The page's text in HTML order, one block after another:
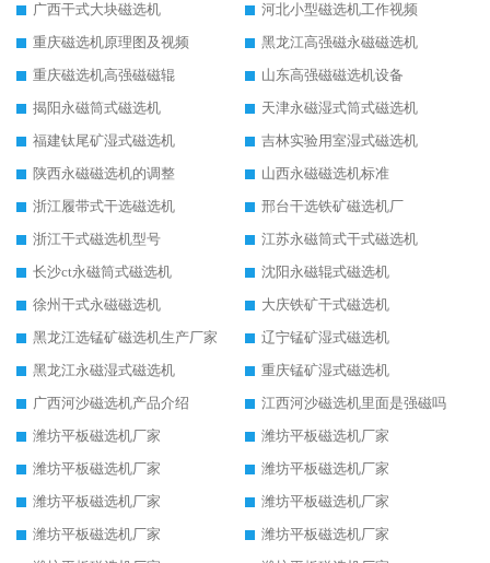
广西干式大块磁选机
河北小型磁选机工作视频
重庆磁选机原理图及视频
黑龙江高强磁永磁磁选机
重庆磁选机高强磁磁辊
山东高强磁磁选机设备
揭阳永磁筒式磁选机
天津永磁湿式筒式磁选机
福建钛尾矿湿式磁选机
吉林实验用室湿式磁选机
陕西永磁磁选机的调整
山西永磁磁选机标准
浙江履带式干选磁选机
邢台干选铁矿磁选机厂
浙江干式磁选机型号
江苏永磁筒式干式磁选机
长沙ct永磁筒式磁选机
沈阳永磁辊式磁选机
徐州干式永磁磁选机
大庆铁矿干式磁选机
黑龙江选锰矿磁选机生产厂家
辽宁锰矿湿式磁选机
黑龙江永磁湿式磁选机
重庆锰矿湿式磁选机
广西河沙磁选机产品介绍
江西河沙磁选机里面是强磁吗
潍坊平板磁选机厂家
潍坊平板磁选机厂家
潍坊平板磁选机厂家
潍坊平板磁选机厂家
潍坊平板磁选机厂家
潍坊平板磁选机厂家
潍坊平板磁选机厂家
潍坊平板磁选机厂家